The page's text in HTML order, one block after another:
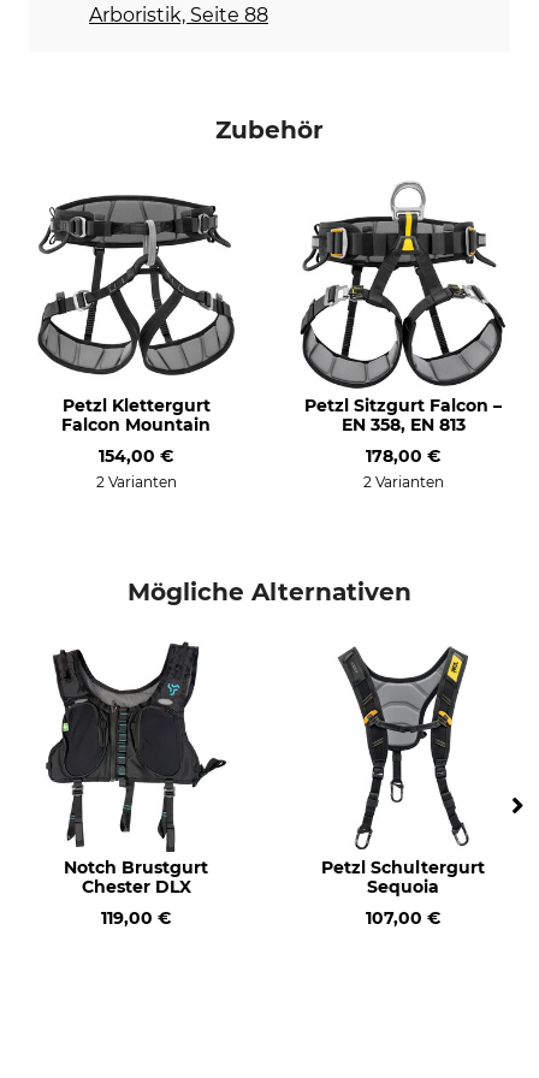
Arboristik, Seite 88
Zubehör
Petzl Klettergurt
Falcon Mountain
154,00 €
2 Varianten
Petzl Sitzgurt Falcon –
EN 358, EN 813
178,00 €
2 Varianten
Mögliche Alternativen
Notch Brustgurt
Chester DLX
119,00 €
Petzl Schultergurt
Sequoia
107,00 €